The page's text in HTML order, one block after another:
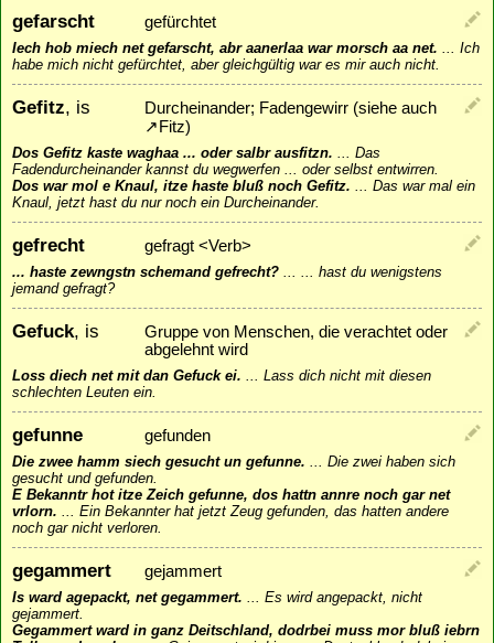
gefarscht gefürchtet
Iech hob miech net gefarscht, abr aanerlaa war morsch aa net.
Ich
habe mich nicht gefürchtet, aber gleichgültig war es mir auch nicht.
Gefitz, is
Durcheinander; Fadengewirr (siehe auch
↗ Fitz)
Dos Gefitz kaste waghaa ... oder salbr ausfitzn.
Das
Fadendurcheinander kannst du wegwerfen ... oder selbst entwirren.
Dos war mol e Knaul, itze haste bluß noch Gefitz.
Das war mal ein
Knaul, jetzt hast du nur noch ein Durcheinander.
gefrecht gefragt <Verb>
... haste zewngstn schemand gefrecht?
... hast du wenigstens
jemand gefragt?
Gefuck, is
Gruppe von Menschen, die verachtet oder
abgelehnt wird
Loss diech net mit dan Gefuck ei.
Lass dich nicht mit diesen
schlechten Leuten ein.
gefunne gefunden
Die zwee hamm siech gesucht un gefunne.
Die zwei haben sich
gesucht und gefunden.
E Bekanntr hot itze Zeich gefunne, dos hattn annre noch gar net
vrlorn.
Ein Bekannter hat jetzt Zeug gefunden, das hatten andere
noch gar nicht verloren.
gegammert gejammert
Is ward agepackt, net gegammert.
Es wird angepackt, nicht
gejammert.
Gegammert ward in ganz Deitschland, dodrbei muss mor bluß iebrn